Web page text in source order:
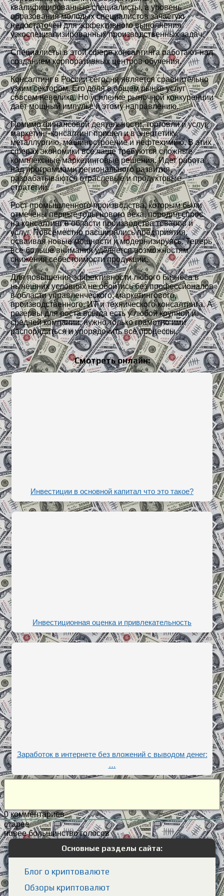
квалифицированные специалисты, а уровень
образования молодых специалистов зачастую
недостаточен для эффективного выполнения
узкоспециализированных производственных задач.
Специалисты в этой сфере консалтинга работают над
созданием корпоративных центров обучения.
Консалтинг в России сегодня является сравнительно
узким сектором. Его доля в общем рынке услуг
совсем невелика. Но усиление рыночной конкуренции
дает мощный импульс и этому направлению.
Помимо финансовой деятельности, торговли и услуг,
маркетинг-консалтинг пришел и в энергетику,
металлургию, машиностроение и нефтехимию. В этих
сферах экономики все чаще требуются сложные
комплексные маркетинговые решения. Идет работа
над программами регионального развития,
разрабатываются отраслевые и продуктовые
стратегии.
Рост промышленного производства, которым были
отмечены первые годы нового века, породил спрос
на консалтинг в области производства товаров и
услуг. Повсеместно расширялись предприятия,
осваивая новые мощности и модернизируясь. Теперь
все больше внимания уделяется возможностям
снижения себестоимости продукции.
Для повышения эффективности любого бизнеса в
нынешних условиях не обойтись без профессионалов
в области управленческого, маркетингового,
производственного, ИТ и технического консалтинга. А
резервы для роста всегда есть у любой крупной и
средней компании, нужно только грамотно ими
распорядиться и упорядочить все процессы.
Смотреть онлайн:
Инвестиции в основной капитал что это такое?
Инвестиционная оценка и привлекательность
Заработок в интернете без вложений с выводом денег:
…
0комментариев
старее
новее большинство голосов
Основные разделы сайта:
Блог о криптовалюте
Обзоры криптовалют